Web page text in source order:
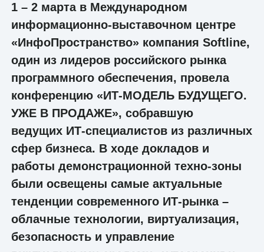
1 – 2 марта в Международном
информационно-выставочном центре
«ИнфоПространство» компания Softline,
один из лидеров российского рынка
программного обеспечения, провела
конференцию «ИТ-МОДЕЛЬ БУДУЩЕГО.
УЖЕ В ПРОДАЖЕ», собравшую
ведущих ИТ-специалистов из различных
сфер бизнеса. В ходе докладов и
работы демонстрационной техно-зоны
были освещены самые актуальные
тенденции современного ИТ-рынка –
облачные технологии, виртуализация,
безопасность и управление